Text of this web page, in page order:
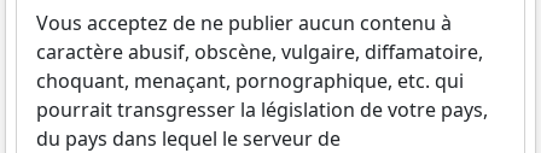
Vous acceptez de ne publier aucun contenu à
caractère abusif, obscène, vulgaire, diffamatoire,
choquant, menaçant, pornographique, etc. qui
pourrait transgresser la législation de votre pays,
du pays dans lequel le serveur de